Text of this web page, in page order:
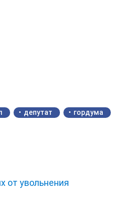
депутат
гордума
от увольнения